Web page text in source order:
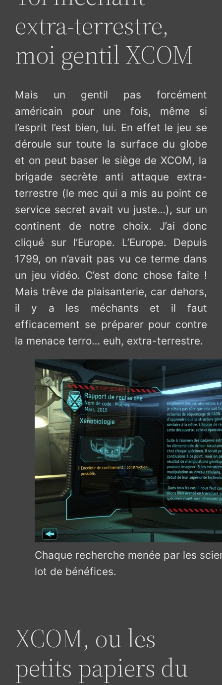
extra-terrestre,
moi gentil XCOM
Mais un gentil pas forcément
américain pour une fois, même si
l’esprit l’est bien, lui. En effet le jeu se
déroule sur toute la surface du globe
et on peut baser le siège de XCOM, la
brigade secrète anti attaque extra-
terrestre (le mec qui a mis au point ce
service secret avait vu juste…), sur un
continent de notre choix. J’ai donc
cliqué sur l’Europe. L’Europe. Depuis
1799, on n’avait pas vu ce terme dans
un jeu vidéo. C’est donc chose faite !
Mais trêve de plaisanterie, car dehors,
il y a les méchants et il faut
efficacement se préparer pour contre
la menace terro… euh, extra-terrestre.
Chaque recherche menée par les
lot de bénéfices.
XCOM, ou les
petits papiers du